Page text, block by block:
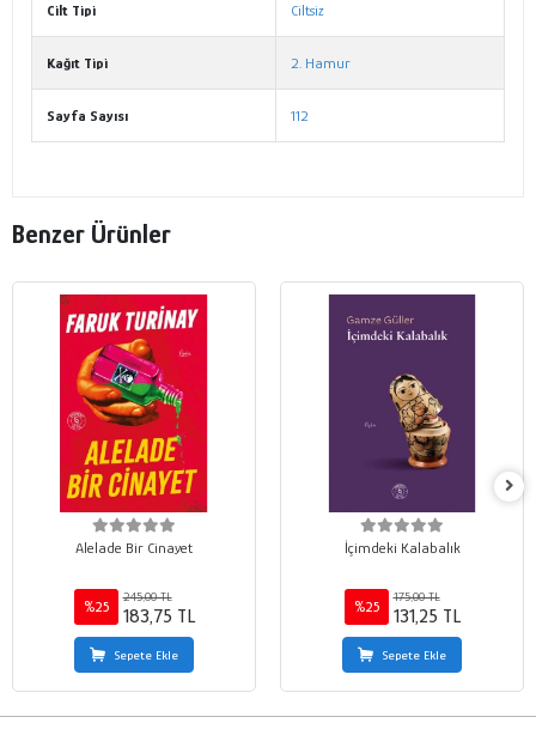
Cilt Tipi Ciltsiz
Kağıt Tipi 2. Hamur
Sayfa Sayısı 112
Benzer Ürünler
Alelade Bir Cinayet
%25
245,00 TL
183,75 TL
Sepete Ekle
İçimdeki Kalabalık
%25
175,00 TL
131,25 TL
Sepete Ekle